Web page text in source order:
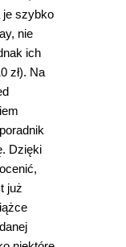
je szybko
nie
ich
zł). Na
Dzięki
już